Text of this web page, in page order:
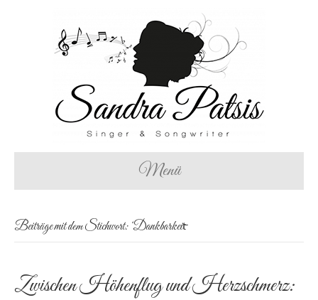
Menü
Beiträge mit dem Stichwort: ‘Dankbarkeit̵
Zwischen Höhenflug und Herzschmerz: